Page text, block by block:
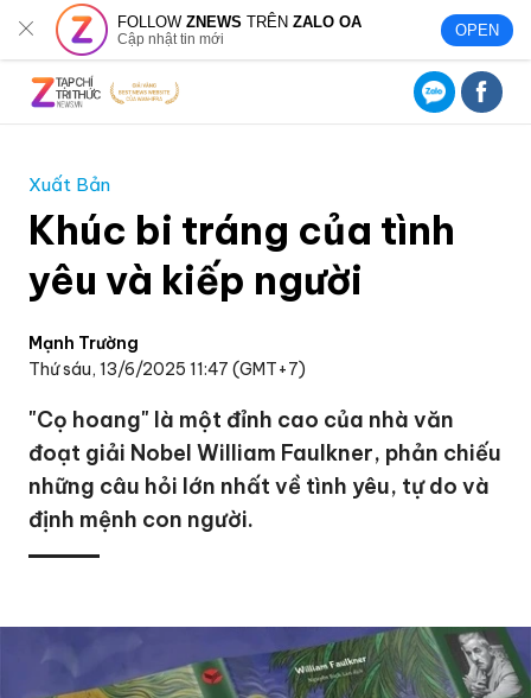
FOLLOWZNEWS TRÊNZALO OA
Cập nhật tin mới OPEN
Xuất Bản
Khúc bi tráng của tình
yêu và kiếp người
Mạnh Trường
Thứ sáu, 13/6/2025 11:47 (GMT+7)
"Cọ hoang" là một đỉnh cao của nhà văn
đoạt giải Nobel William Faulkner, phản chiếu
những câu hỏi lớn nhất về tình yêu, tự do và
định mệnh con người.